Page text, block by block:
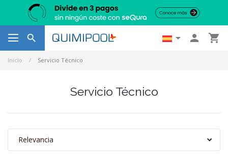
   
Inicio Servicio Técnico
Servicio Técnico
Relevancia